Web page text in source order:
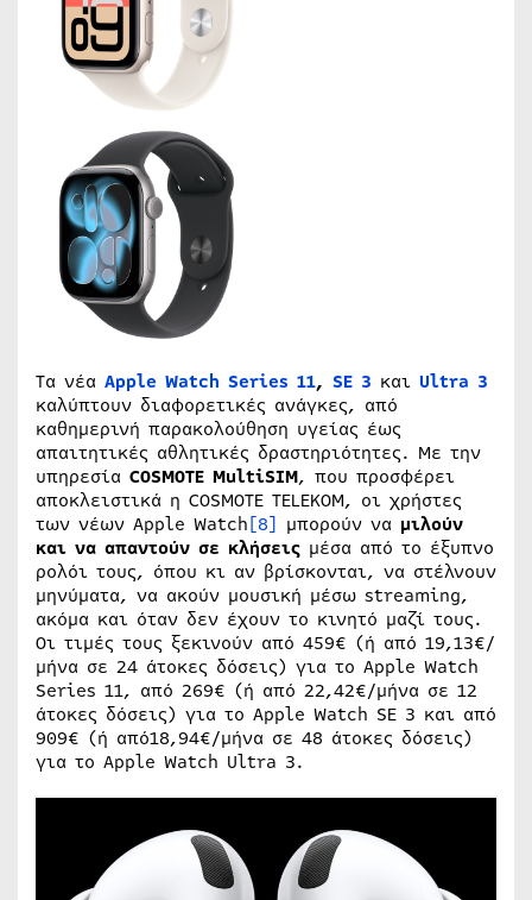
Τα νέα Apple Watch Series 11, SE 3 και Ultra 3
καλύπτουν διαφορετικές ανάγκες, από
καθημερινή παρακολούθηση υγείας έως
απαιτητικές αθλητικές δραστηριότητες. Με την
υπηρεσία COSMOTE MultiSIM, που προσφέρει
αποκλειστικά η COSMOTE TELEKOM, οι χρήστες
των νέων Apple Watch[8] μπορούν να μιλούν
και να απαντούν σε κλήσεις μέσα από το έξυπνο
ρολόι τους, όπου κι αν βρίσκονται, να στέλνουν
μηνύματα, να ακούν μουσική μέσω streaming,
ακόμα και όταν δεν έχουν το κινητό μαζί τους.
Οι τιμές τους ξεκινούν από 459€ (ή από 19,13€/
μήνα σε 24 άτοκες δόσεις) για το Apple Watch
Series 11, από 269€ (ή από 22,42€/μήνα σε 12
άτοκες δόσεις) για το Apple Watch SE 3 και από
909€ (ή από18,94€/μήνα σε 48 άτοκες δόσεις)
για το Apple Watch Ultra 3.